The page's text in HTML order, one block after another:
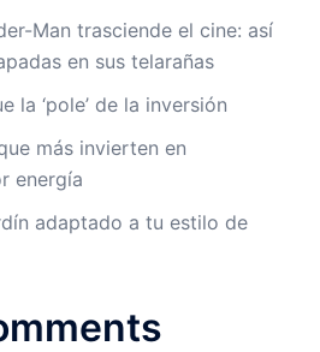
Man trasciende el cine: así
en sus telarañas
la ‘pole’ de la inversión
más invierten en
energía
adaptado a tu estilo de